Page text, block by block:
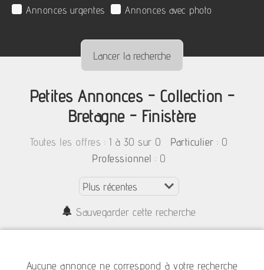
Annonces urgentes
Annonces avec photo
Petites Annonces - Collection -
Bretagne - Finistère
Toutes les offres : 1 à 30 sur 0 Particulier : 0
Professionnel : 0
Sauvegarder cette recherche
Aucune annonce ne correspond à votre recherche